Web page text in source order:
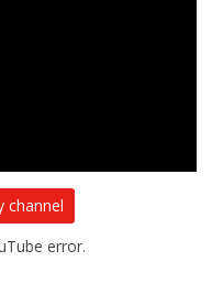
channel
error.